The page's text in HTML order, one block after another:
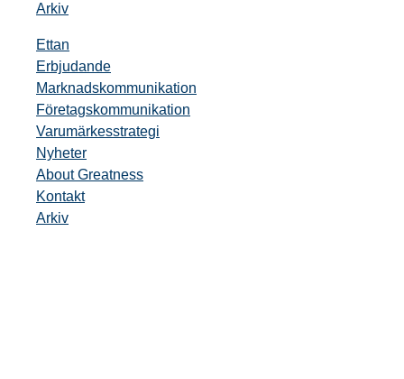
Arkiv
Ettan
Erbjudande
Marknadskommunikation
Företagskommunikation
Varumärkesstrategi
Nyheter
About Greatness
Kontakt
Arkiv